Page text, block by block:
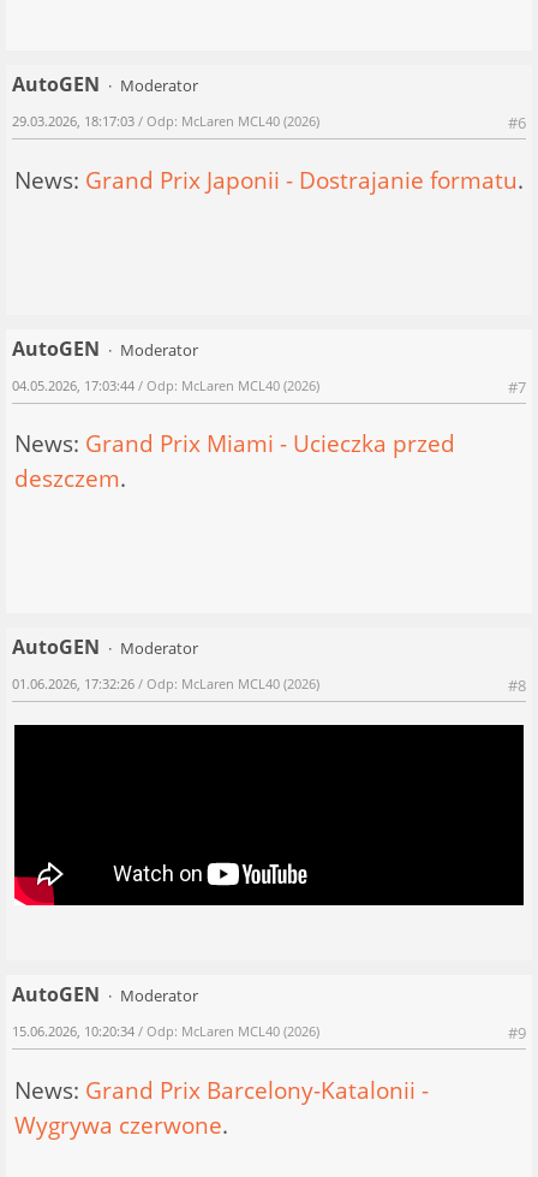
AutoGEN
Moderator
#6
29.03.2026, 18:17:03 / Odp: McLaren MCL40 (2026)
News: Grand Prix Japonii - Dostrajanie formatu.
AutoGEN
Moderator
#7
04.05.2026, 17:03:44 / Odp: McLaren MCL40 (2026)
News: Grand Prix Miami - Ucieczka przed
deszczem.
AutoGEN
Moderator
#8
01.06.2026, 17:32:26 / Odp: McLaren MCL40 (2026)
AutoGEN
Moderator
#9
15.06.2026, 10:20:34 / Odp: McLaren MCL40 (2026)
News: Grand Prix Barcelony-Katalonii -
Wygrywa czerwone.